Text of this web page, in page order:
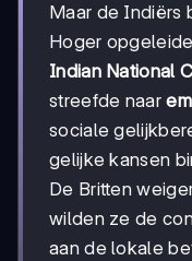
Maar de Indiërs
Hoger
Indian National
streefde naar
sociale
gelijke kansen
De Britten
wilden ze de
aan de lokale